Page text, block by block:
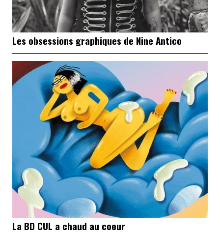
Les obsessions graphiques de Nine Antico
La BD CUL a chaud au coeur